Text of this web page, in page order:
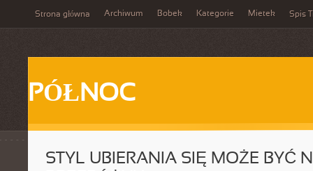
Strona główna Archiwum Bobek Kategorie Mietek Spis
PÓŁNOC
STYL UBIERANIA SIĘ MOŻE BYĆ